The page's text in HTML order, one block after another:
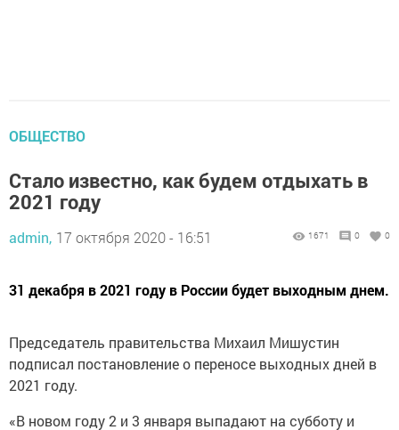
ОБЩЕСТВО
Стало известно, как будем отдыхать в
2021 году
admin, 17 октября 2020 - 16:51 1671 0 0
31 декабря в 2021 году в России будет выходным днем.
Председатель правительства Михаил Мишустин
подписал постановление о переносе выходных дней в
2021 году.
«В новом году 2 и 3 января выпадают на субботу и